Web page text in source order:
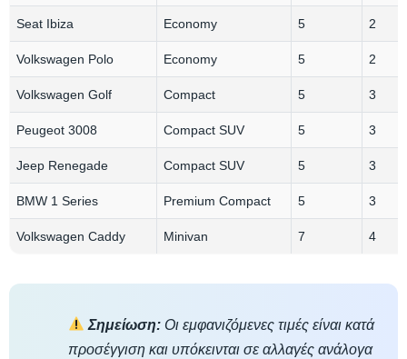
Seat Ibiza Economy 5 2
Volkswagen Polo Economy 5 2
Volkswagen Golf Compact 5 3
Peugeot 3008 Compact SUV 5 3
Jeep Renegade Compact SUV 5 3
BMW 1 Series Premium Compact 5 3
Volkswagen Caddy Minivan 7 4
Σημείωση: Οι εμφανιζόμενες τιμές είναι κατά
προσέγγιση και υπόκεινται σε αλλαγές ανάλογα